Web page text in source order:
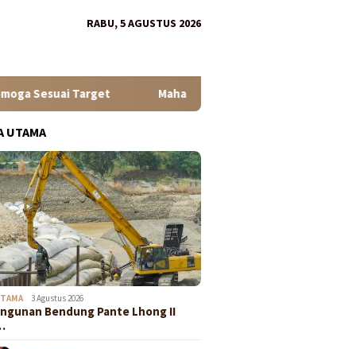
RABU, 5 AGUSTUS 2026
Mahasiswa KKN USK LT-6 Berdayakan Ibu-Ibu PKK Gampong
UTAMA
3 Agustus 2026
Bendung Pante Lhong II